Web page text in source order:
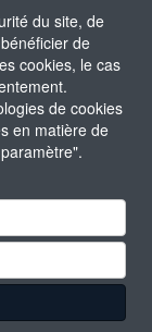
du site, de
de
cookies, le cas
de cookies
en matière de